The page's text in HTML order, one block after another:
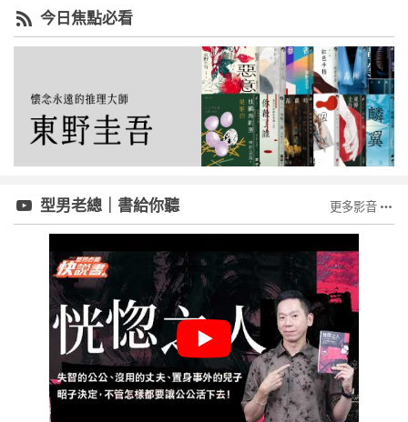
今日焦點必看
型男老總｜書給你聽 更多影音